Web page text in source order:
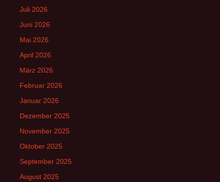
Juli 2026
Juni 2026
Mai 2026
April 2026
März 2026
Februar 2026
Januar 2026
Dezember 2025
November 2025
Oktober 2025
September 2025
August 2025